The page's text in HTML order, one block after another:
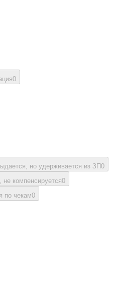
0
но удерживается из ЗП0
не компенсируется0
по чекам0